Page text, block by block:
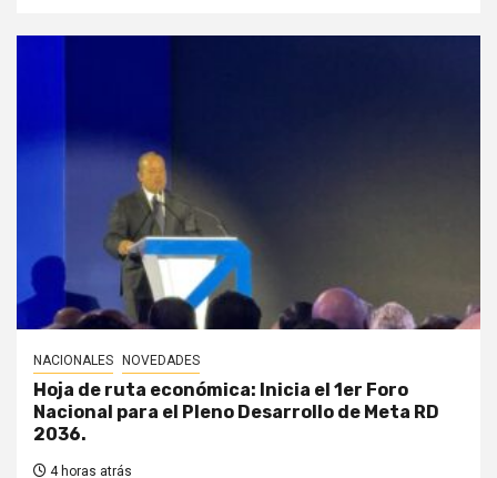
NACIONALES NOVEDADES
Hoja de ruta económica: Inicia el 1er Foro
Nacional para el Pleno Desarrollo de Meta RD
2036.
4 horas atrás